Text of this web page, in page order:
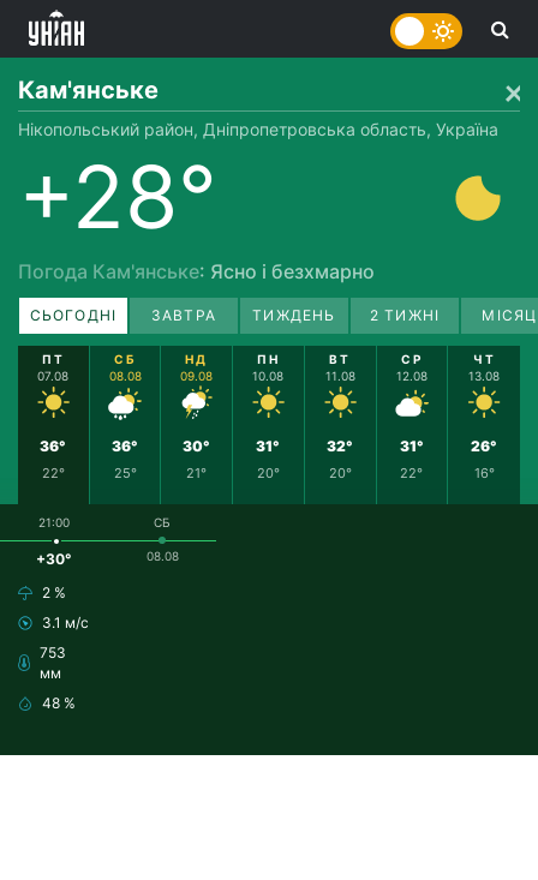
Кам'янське
Нікопольський район, Дніпропетровська область, Україна
+28°
Погода Кам'янське: Ясно і безхмарно
СЬОГОДНІ ЗАВТРА ТИЖДЕНЬ 2 ТИЖНІ
ПТ
07.08
36°
22°
СБ
08.08
36°
25°
НД
09.08
30°
21°
ПН
10.08
31°
20°
ВТ
11.08
32°
20°
СР
12.08
31°
22°
ЧТ
13.08
26°
16°
21:00
+30°
2 %
3.1 м/с
753
мм
48 %
СБ
08.08